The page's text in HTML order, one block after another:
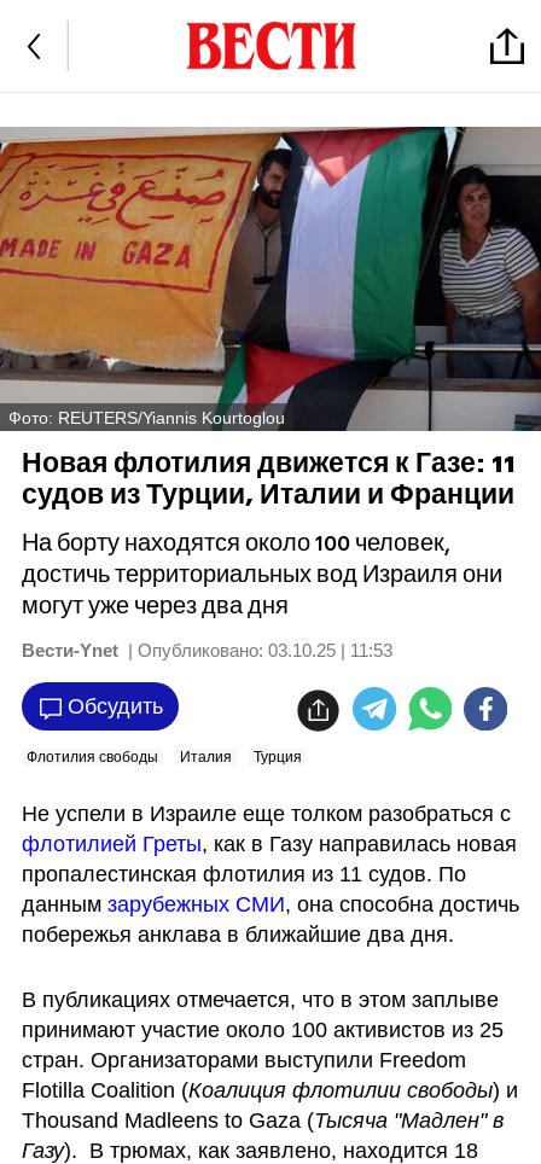
Фото: REUTERS/Yiannis Kourtoglou
Новая флотилия движется к Газе: 11
судов из Турции, Италии и Франции
На борту находятся около 100 человек,
достичь территориальных вод Израиля они
могут уже через два дня
Вести-Ynet | Опубликовано: 03.10.25 | 11:53
Обсудить
Флотилия свободы Италия Турция
Не успели в Израиле еще толком разобраться с
флотилией Греты, как в Газу направилась новая
пропалестинская флотилия из 11 судов. По
данным зарубежных СМИ, она способна достичь
побережья анклава в ближайшие два дня.
В публикациях отмечается, что в этом заплыве
принимают участие около 100 активистов из 25
стран. Организаторами выступили Freedom
Flotilla Coalition (Коалиция флотилии свободы) и
Thousand Madleens to Gaza (Тысяча "Мадлен" в
Газу).  В трюмах, как заявлено, находится 18